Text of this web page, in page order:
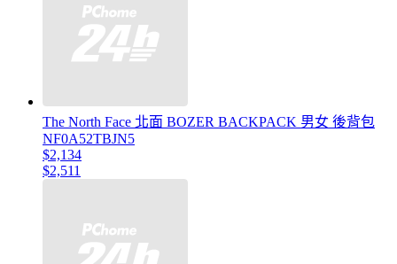
The North Face 北面 BOZER BACKPACK 男女 後背包
NF0A52TBJN5
$2,134
$2,511